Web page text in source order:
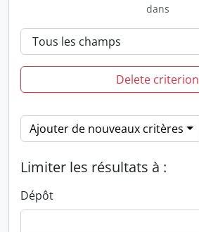
dans
Delete criterion
Ajouter de nouveaux critères
Limiter les résultats à :
Dépôt